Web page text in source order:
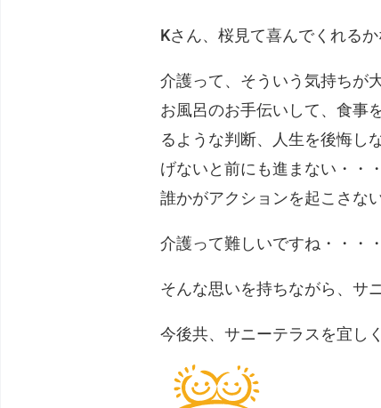
Kさん、桜見て喜んでくれる
介護って、そういう気持ちが
お風呂のお手伝いして、食事
るような判断、人生を後悔し
げないと前にも進まない・・・
誰かがアクションを起こさな
介護って難しいですね・・・・
そんな思いを持ちながら、サ
今後共、サニーテラスを宜し